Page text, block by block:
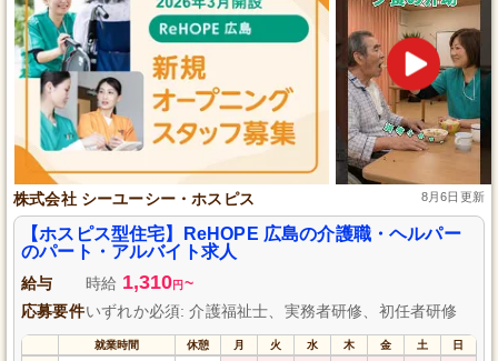
株式会社 シーユーシー・ホスピス 8月6日更新
【ホスピス型住宅】ReHOPE 広島の介護職・ヘルパー
のパート・アルバイト求人
給与 時給 1,310円 ~
応募要件いずれか必須: 介護福祉士、実務者研修、初任者研修
就業時間 休憩 月 火 水 木 金 土 日